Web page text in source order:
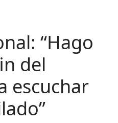
“Hago
del
escuchar